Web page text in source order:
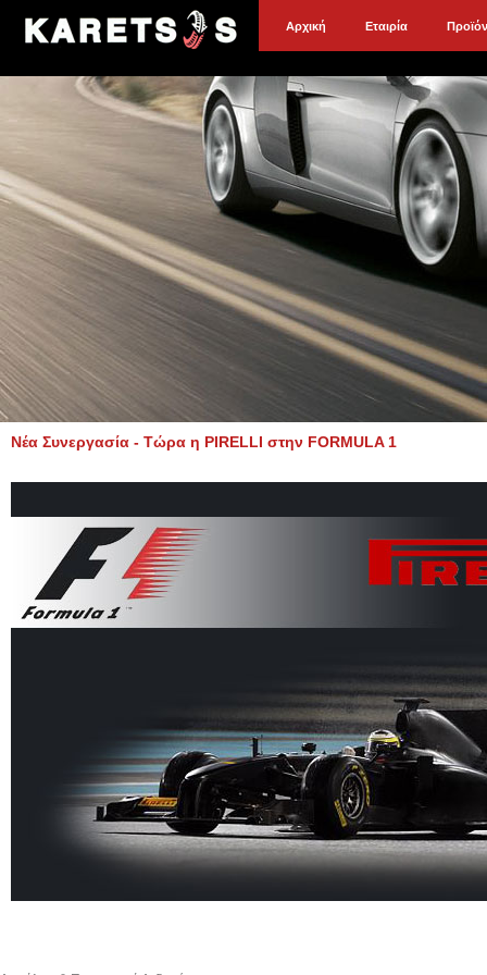
Αρχική Εταιρία
Νέα Συνεργασία - Τώρα η PIRELLI στην FORMULA 1